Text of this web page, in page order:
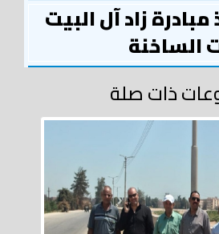
زاد آل البيت
الساخنة
ذات صلة